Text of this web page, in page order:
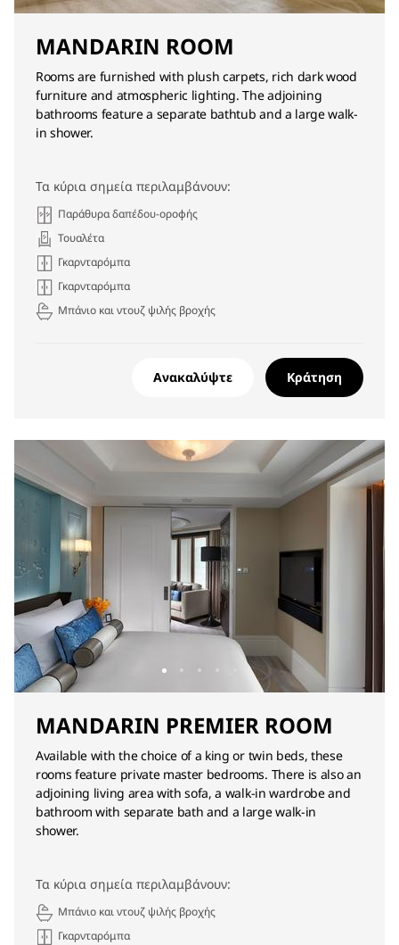
MANDARIN ROOM
Rooms are furnished with plush carpets, rich dark wood
furniture and atmospheric lighting. The adjoining
bathrooms feature a separate bathtub and a large walk-
in shower.
Τα κύρια σημεία περιλαμβάνουν:
Παράθυρα δαπέδου-οροφής
Τουαλέτα
Γκαρνταρόμπα
Γκαρνταρόμπα
Μπάνιο και ντουζ ψιλής βροχής
Ανακαλύψτε Κράτηση
MANDARIN PREMIER ROOM
Available with the choice of a king or twin beds, these
rooms feature private master bedrooms. There is also an
adjoining living area with sofa, a walk-in wardrobe and
bathroom with separate bath and a large walk-in
shower.
Τα κύρια σημεία περιλαμβάνουν:
Μπάνιο και ντουζ ψιλής βροχής
Γκαρνταρόμπα